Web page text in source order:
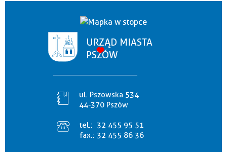
URZĄD MIASTA
PSZÓW
ul. Pszowska 534
44-370 Pszów
tel.: 32 455 95 51
fax.: 32 455 86 36